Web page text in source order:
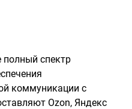
полный спектр
коммуникации с
Ozon, Яндекс